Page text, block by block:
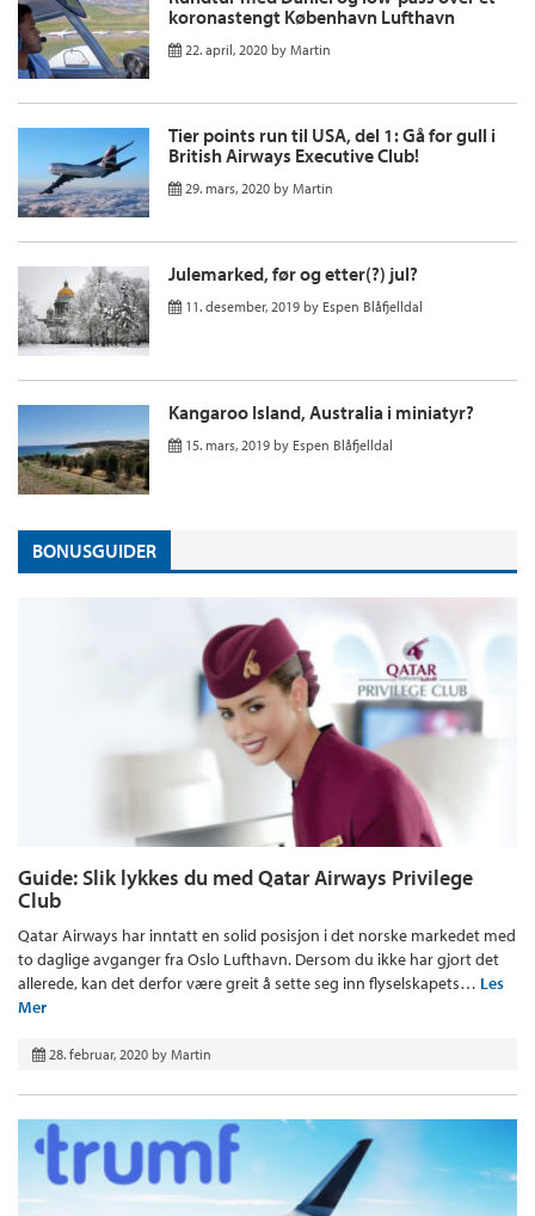
koronastengt København Lufthavn
22. april, 2020 by Martin
Tier points run til USA, del 1: Gå for gull i
British Airways Executive Club!
29. mars, 2020 by Martin
Julemarked, før og etter(?) jul?
11. desember, 2019 by Espen Blåfjelldal
Kangaroo Island, Australia i miniatyr?
15. mars, 2019 by Espen Blåfjelldal
BONUSGUIDER
Guide: Slik lykkes du med Qatar Airways Privilege
Club
Qatar Airways har inntatt en solid posisjon i det norske markedet med
to daglige avganger fra Oslo Lufthavn. Dersom du ikke har gjort det
allerede, kan det derfor være greit å sette seg inn flyselskapets… Les
Mer
28. februar, 2020 by Martin